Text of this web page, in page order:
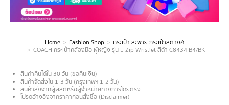
You are here:
Home Fashion Shop
กระเป๋า สะพาย กระเป๋าสตางค์
COACH กระเป๋าคล้องมือ ผู้หญิง รุ่น L-Zip Wristlet สีดำ C8434 B4/BK
สินค้าคืนได้ใน 30 วัน (ขอคืนเงิน)
สินค้าจัดส่งใน 1-3 วัน (กรุงเทพฯ 1-2 วัน)
สินค้าส่งจากผู้ผลิตหรือผู้จำหน่ายทางการโดยตรง
โปรดอ้างอิงจากราคาก่อนสั่งซื้อ (Disclaimer)